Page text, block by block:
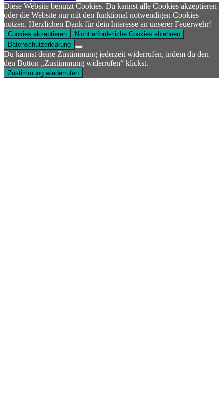
Diese Website benutzt Cookies. Du kannst alle Cookies akzeptieren
oder die Website nur mit den funktional notwendigen Cookies
nutzen. Herzlichen Dank für dein Interesse an unserer Feuerwehr!
Cookies akzeptieren
Nicht erforderliche Cookies ablehnen
Datenschutzerklärung
Du kannst deine Zustimmung jederzeit widerrufen, indem du den
den Button „Zustimmung widerrufen“ klickst.
Zustimmung wiederrufen